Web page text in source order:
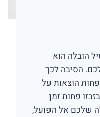
הובלה הוא
הסיבה לכך
הוצאות על
פחות זמן
שלכם אל הפועל,